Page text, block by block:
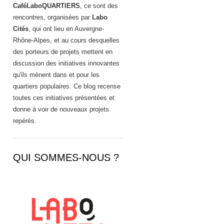
CaféLaboQUARTIERS, ce sont des
rencontres, organisées par Labo
Cités, qui ont lieu en Auvergne-
Rhône-Alpes, et au cours desquelles
des porteurs de projets mettent en
discussion des initiatives innovantes
qu'ils mènent dans et pour les
quartiers populaires. Ce blog recense
toutes ces initiatives présentées et
donne à voir de nouveaux projets
repérés.
QUI SOMMES-NOUS ?